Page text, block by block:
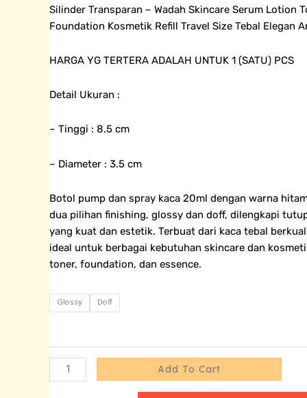
Silinder Transparan – Wadah Skincare Serum Lotion
Foundation Kosmetik Refill Travel Size Tebal Elegan
HARGA YG TERTERA ADALAH UNTUK 1 (SATU) PCS
Detail Ukuran :
– Tinggi : 8.5 cm
– Diameter : 3.5 cm
Botol pump dan spray kaca 20ml dengan warna
dua pilihan finishing, glossy dan doff, dilengkapi
yang kuat dan estetik. Terbuat dari kaca tebal
ideal untuk berbagai kebutuhan skincare dan
toner, foundation, dan essence.
Glossy Doff
Botol
Kaca
Tutup
Spray
Hitam
Add To Cart